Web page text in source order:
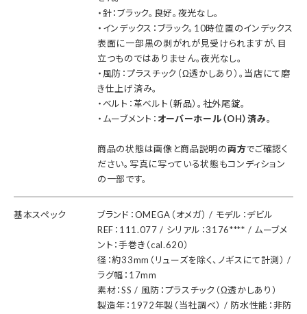
・針：ブラック。良好。夜光なし。
・インデックス：ブラック。10時位置のインデックス
表面に一部黒の剥がれが見受けられますが、目
立つものではありません。夜光なし。
・風防：プラスチック（Ω透かしあり）。当店にて磨
き仕上げ済み。
・ベルト：革ベルト（新品）。社外尾錠。
・ムーブメント： オーバーホール（OH）済み。
商品の状態は画像と商品説明の両方でご確認く
ださい。写真に写っている状態もコンディション
の一部です。
基本スペック
ブランド：OMEGA（オメガ） / モデル：デビル
REF：111.077 / シリアル：3176**** / ムーブメ
ント：手巻き（cal.620）
径：約33mm（リューズを除く、ノギスにて計測） /
ラグ幅：17mm
素材：SS / 風防：プラスチック（Ω透かしあり）
製造年：1972年製（当社調べ） / 防水性能：非防